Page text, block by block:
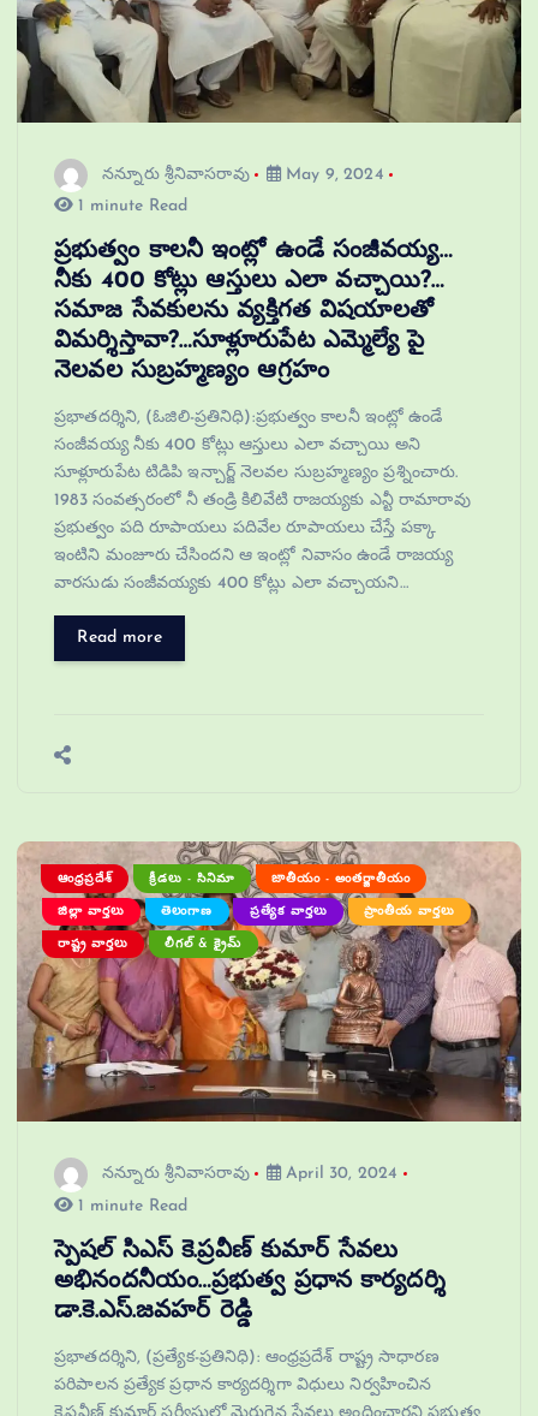
నన్నూరు శ్రీనివాసరావు
May 9, 2024
1 minute Read
ప్రభుత్వం కాలనీ ఇంట్లో ఉండే సంజీవయ్య…
నీకు 400 కోట్లు ఆస్తులు ఎలా వచ్చాయి?…
సమాజ సేవకులను వ్యక్తిగత విషయాలతో
విమర్శిస్తావా?…సూళ్లూరుపేట ఎమ్మెల్యే పై
నెలవల సుబ్రహ్మణ్యం ఆగ్రహం
ప్రభాతదర్శిని, (ఓజిలి-ప్రతినిధి):ప్రభుత్వం కాలనీ ఇంట్లో ఉండే
సంజీవయ్య నీకు 400 కోట్లు ఆస్తులు ఎలా వచ్చాయి అని
సూళ్లూరుపేట టిడిపి ఇన్చార్జ్ నెలవల సుబ్రహ్మణ్యం ప్రశ్నించారు.
1983 సంవత్సరంలో నీ తండ్రి కిలివేటి రాజయ్యకు ఎన్టీ రామారావు
ప్రభుత్వం పది రూపాయలు పదివేల రూపాయలు చేస్తే పక్కా
ఇంటిని మంజూరు చేసిందని ఆ ఇంట్లో నివాసం ఉండే రాజయ్య
వారసుడు సంజీవయ్యకు 400 కోట్లు ఎలా వచ్చాయని…
Read more
ఆంధ్రప్రదేశ్ క్రీడలు - సినిమా జాతీయం - అంతర్జాతీయం
జిల్లా వార్తలు తెలంగాణ ప్రత్యేక వార్తలు ప్రాంతీయ వార్తలు
రాష్ట్ర వార్తలు లీగల్ & క్రైమ్
నన్నూరు శ్రీనివాసరావు
April 30, 2024
1 minute Read
స్పెషల్ సిఎస్ కె.ప్రవీణ్ కుమార్ సేవలు
అభినందనీయం…ప్రభుత్వ ప్రధాన కార్యదర్శి
డా.కె.ఎస్.జవహర్ రెడ్డి
ప్రభాతదర్శిని, (ప్రత్యేక-ప్రతినిధి): ఆంధ్రప్రదేశ్ రాష్ట్ర సాధారణ
పరిపాలన ప్రత్యేక ప్రధాన కార్యదర్శిగా విధులు నిర్వహించిన